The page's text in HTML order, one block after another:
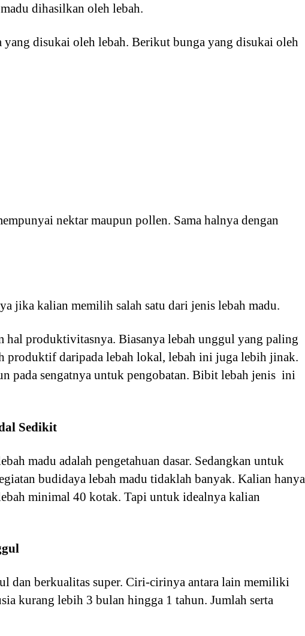
dihasilkan oleh lebah.
disukai oleh lebah. Berikut bunga yang disukai oleh
nektar maupun pollen. Sama halnya dengan
jika kalian memilih salah satu dari jenis lebah madu.
hal produktivitasnya. Biasanya lebah unggul yang paling
produktif daripada lebah lokal, lebah ini juga lebih jinak.
pada sengatnya untuk pengobatan. Bibit lebah jenis ini
Sedikit
madu adalah pengetahuan dasar. Sedangkan untuk
budidaya lebah madu tidaklah banyak. Kalian hanya
minimal 40 kotak. Tapi untuk idealnya kalian
dan berkualitas super. Ciri-cirinya antara lain memiliki
kurang lebih 3 bulan hingga 1 tahun. Jumlah serta